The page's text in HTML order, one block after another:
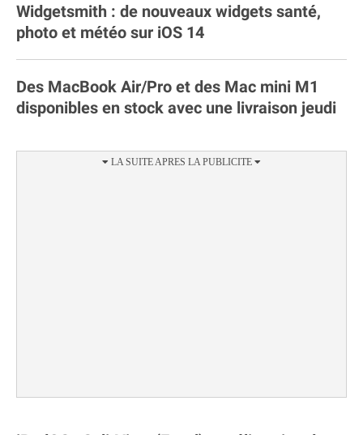
Widgetsmith : de nouveaux widgets santé,
photo et météo sur iOS 14
Des MacBook Air/Pro et des Mac mini M1
disponibles en stock avec une livraison jeudi